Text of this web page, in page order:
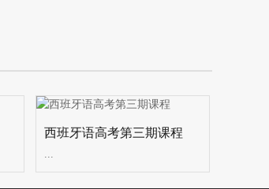
西班牙语高考第三期课程
...